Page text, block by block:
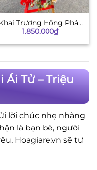
Khai Trương Hồng Phát
134
1.850.000₫
Ái Tử – Triệu
lời chúc nhẹ nhàng
là bạn bè, người
Hoagiare.vn sẽ tư